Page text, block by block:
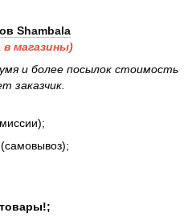
Shambala
магазины)
и более посылок стоимость
заказчик.
(самовывоз);